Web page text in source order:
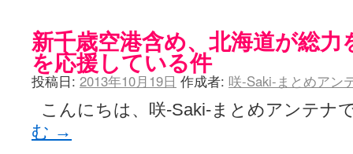
新千歳空港含め、北海道が総
を応援している件
投稿日: 2013年10月19日 作成者: 咲-Saki-まとめアン
こんにちは、咲-Saki-まとめアンテ
む →